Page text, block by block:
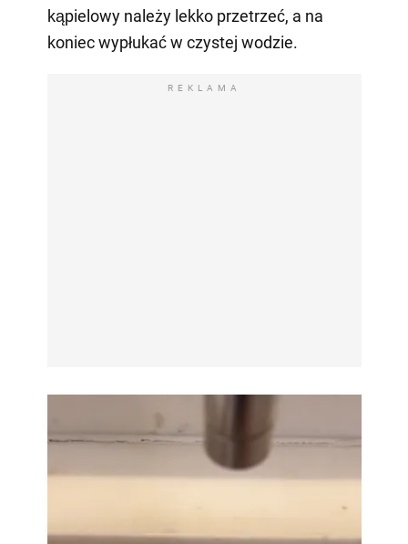
kąpielowy należy lekko przetrzeć, a na
koniec wypłukać w czystej wodzie.
REKLAMA